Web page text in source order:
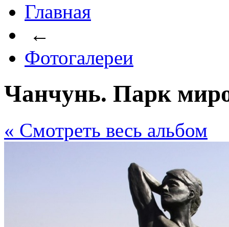
Главная
←
Фотогалереи
Чанчунь. Парк
« Cмотреть весь альбом